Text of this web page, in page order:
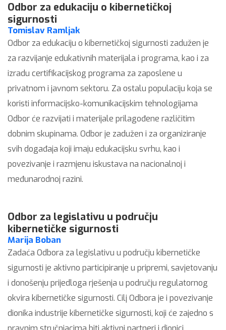
Odbor za edukaciju o kibernetičkoj
sigurnosti
Tomislav Ramljak
Odbor za edukaciju o kibernetičkoj sigurnosti zadužen je
za razvijanje edukativnih materijala i programa, kao i za
izradu certifikacijskog programa za zaposlene u
privatnom i javnom sektoru. Za ostalu populaciju koja se
koristi informacijsko-komunikacijskim tehnologijama
Odbor će razvijati i materijale prilagođene različitim
dobnim skupinama. Odbor je zadužen i za organiziranje
svih događaja koji imaju edukacijsku svrhu, kao i
povezivanje i razmjenu iskustava na nacionalnoj i
međunarodnoj razini.
Odbor za legislativu u području
kibernetičke sigurnosti
Marija Boban
Zadaća Odbora za legislativu u području kibernetičke
sigurnosti je aktivno participiranje u pripremi, savjetovanju
i donošenju prijedloga rješenja u području regulatornog
okvira kibernetičke sigurnosti. Cilj Odbora je i povezivanje
dionika industrije kibernetičke sigurnosti, koji će zajedno s